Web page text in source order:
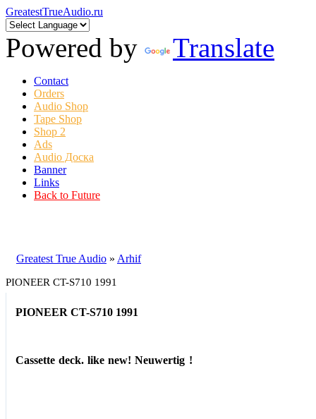
GreatestTrueAudio.ru
Powered by Translate
Contact
Orders
Audio Shop
Tape Shop
Shop 2
Ads
Audio Доска
Banner
Links
Back to Future
Greatest True Audio » Arhif
PIONEER CT-S710 1991
PIONEER CT-S710 1991
Cassette deck. like new! Neuwertig !